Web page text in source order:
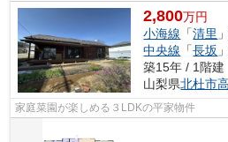
2,800万円
小海線 「清里
中央線 「長坂
築15年 / 1階建
山梨県北杜市
家庭菜園が楽しめる３LDKの平家物件